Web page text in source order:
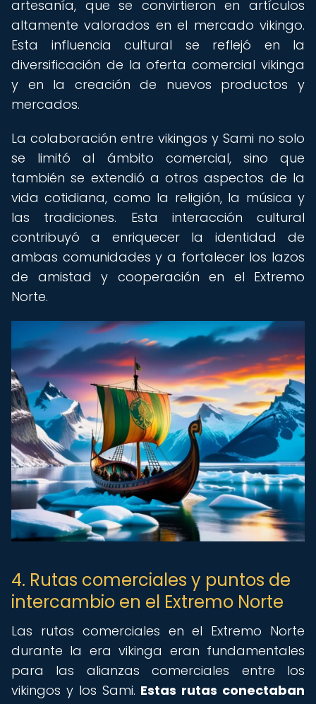
artesanía, que se convirtieron en artículos
altamente valorados en el mercado vikingo.
Esta influencia cultural se reflejó en la
diversificación de la oferta comercial vikinga
y en la creación de nuevos productos y
mercados.
La colaboración entre vikingos y Sami no solo
se limitó al ámbito comercial, sino que
también se extendió a otros aspectos de la
vida cotidiana, como la religión, la música y
las tradiciones. Esta interacción cultural
contribuyó a enriquecer la identidad de
ambas comunidades y a fortalecer los lazos
de amistad y cooperación en el Extremo
Norte.
4. Rutas comerciales y puntos de
intercambio en el Extremo Norte
Las rutas comerciales en el Extremo Norte
durante la era vikinga eran fundamentales
para las alianzas comerciales entre los
vikingos y los Sami. Estas rutas conectaban